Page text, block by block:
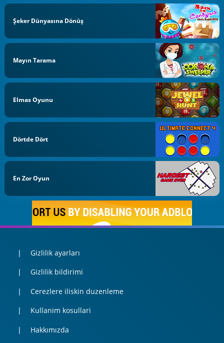
Şeker Dünyasına Dönüş
Mayın Tarama
Elmas Oyunu
Dörtde Dört
En Zor Oyun
Gizlilik ayarları
Gizlilik bildirimi
Cerezlere iliskin duzenleme
Kullanim kosullari
Hakkımızda